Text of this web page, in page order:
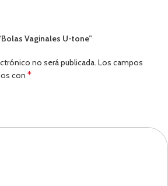
Vaginales U-tone”
no será publicada. Los campos
con *